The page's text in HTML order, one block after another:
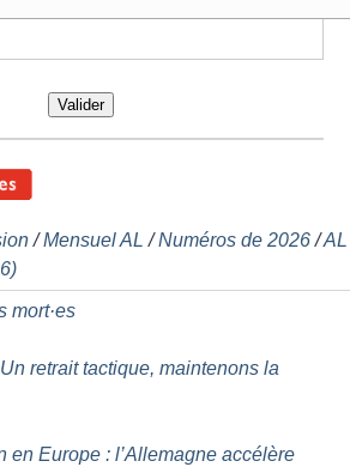
Valider
/Mensuel AL /Numéros de 2026/AL
mort·es
retrait tactique, maintenons la
en Europe : l’Allemagne accélère